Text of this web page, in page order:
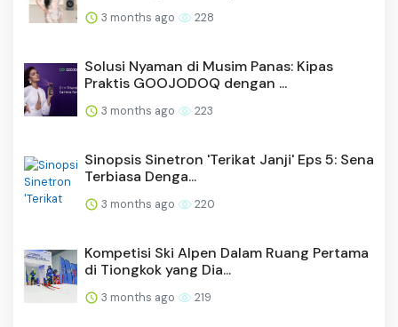
3 months ago 228
Solusi Nyaman di Musim Panas: Kipas
Praktis GOOJODOQ dengan ...
3 months ago 223
Sinopsis Sinetron 'Terikat Janji' Eps 5: Sena
Terbiasa Denga...
3 months ago 220
Kompetisi Ski Alpen Dalam Ruang Pertama
di Tiongkok yang Dia...
3 months ago 219